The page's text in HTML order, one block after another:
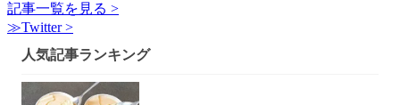
記事一覧を見る >
≫Twitter >
人気記事ランキング